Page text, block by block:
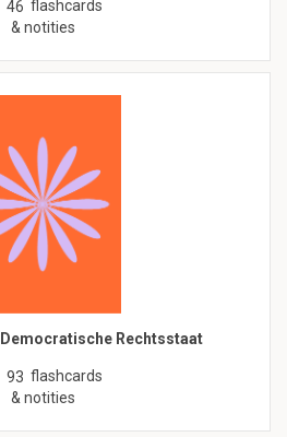
46 flashcards
& notities
Democratische Rechtsstaat
93 flashcards
& notities